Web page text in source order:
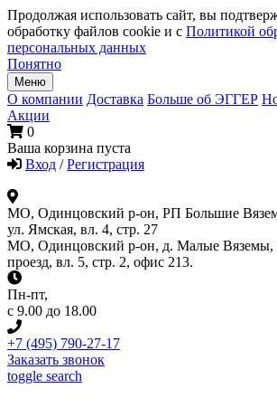
Продолжая использовать сайт, вы
обработку файлов cookie и с Политикой
персональных данных
Понятно
Меню
О компании Доставка Больше об ЭГГЕР
Акции
0
Ваша корзина пуста
Вход / Регистрация
МО, Одинцовский р-он, РП Большие
ул. Ямская, вл. 4, стр. 27
МО, Одинцовский р-он, д. Малые Вяземы,
проезд, вл. 5, стр. 2, офис 213.
Пн-пт,
с 9.00 до 18.00
+7 (495) 790-27-17
Заказать звонок
toggle search